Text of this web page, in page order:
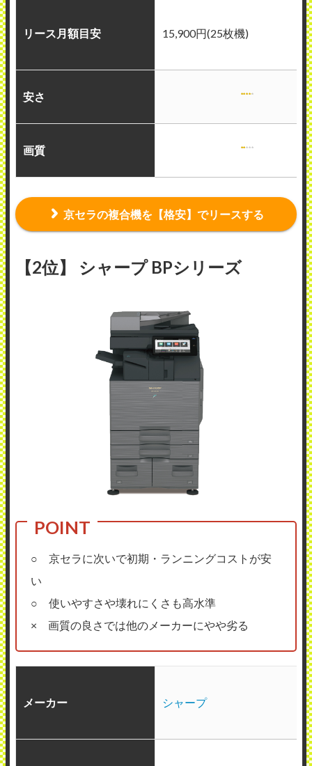
リース月額目安 15,900円(25枚機)
安さ
画質
京セラの複合機を【格安】でリースする
【2位】 シャープ BPシリーズ
○ 京セラに次いで初期・ランニングコストが安
い
○ 使いやすさや壊れにくさも高水準
× 画質の良さでは他のメーカーにやや劣る
メーカー シャープ